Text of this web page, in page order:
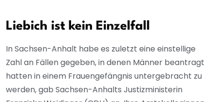
Liebich ist kein Einzelfall
In Sachsen-Anhalt habe es zuletzt eine einstellige
Zahl an Fällen gegeben, in denen Männer beantragt
hatten in einem Frauengefängnis untergebracht zu
werden, gab Sachsen-Anhalts Justizministerin